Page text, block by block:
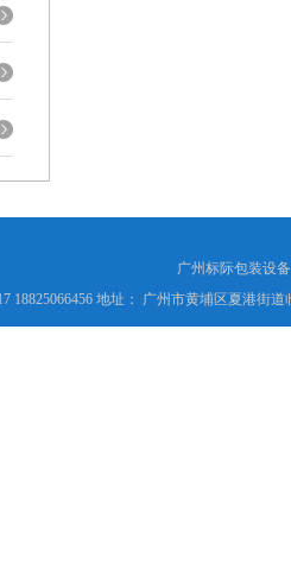
广州标际包装设
18825066456 地址： 广州市黄埔区夏港街